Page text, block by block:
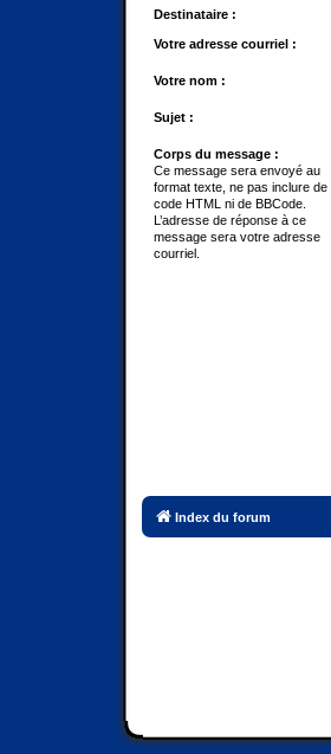
Destinataire :
Votre adresse courriel :
Votre nom :
Sujet :
Corps du message :
Ce message sera envoyé au
format texte, ne pas inclure de
code HTML ni de BBCode.
L’adresse de réponse à ce
message sera votre adresse
courriel.
Index du forum